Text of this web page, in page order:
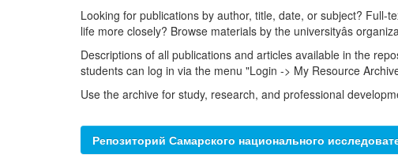
Looking for publications by author, title, date, or subject? Full-
life more closely? Browse materials by the universityâs
Descriptions of all publications and articles available in the
students can log in via the menu "Login -> My Resource
Use the archive for study, research, and professional
Репозиторий Самарского национального